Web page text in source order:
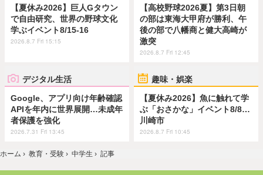
【夏休み2026】巨人Gタウン
で自由研究、世界の野球文化
学ぶイベント8/15-16
2026.8.7 Fri 15:15
【高校野球2026夏】第3日朝
の部は東海大甲府が勝利、午
後の部で八幡商と健大高崎が
激突
2026.8.7 Fri 12:45
デジタル生活
Google、アプリ向け年齢確認
APIを年内に世界展開…未成年
者保護を強化
2026.7.31 Fri 13:45
趣味・娯楽
【夏休み2026】魚に触れて学
ぶ「おさかな」イベント8/8…
川崎市
2026.8.7 Fri 10:45
ホーム › 教育・受験 › 中学生 › 記事